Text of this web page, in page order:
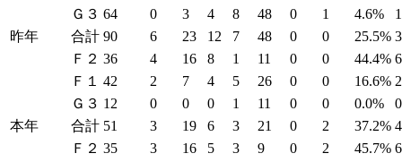
Ｇ３ 64 0 3 4 8 48 0 1 4.6%
昨年
合計 90 6 23 12 7 48 0 0 25.5%
Ｆ２ 36 4 16 8 1 11 0 0 44.4%
Ｆ１
42 2 7 4 5 26 0 0 16.6%
Ｇ３ 12 0 0 0 1 11 0 0 0.0%
本年
合計 51 3 19 6 3 21 0 2 37.2%
Ｆ２ 35 3 16 5 3 9 0 2 45.7%